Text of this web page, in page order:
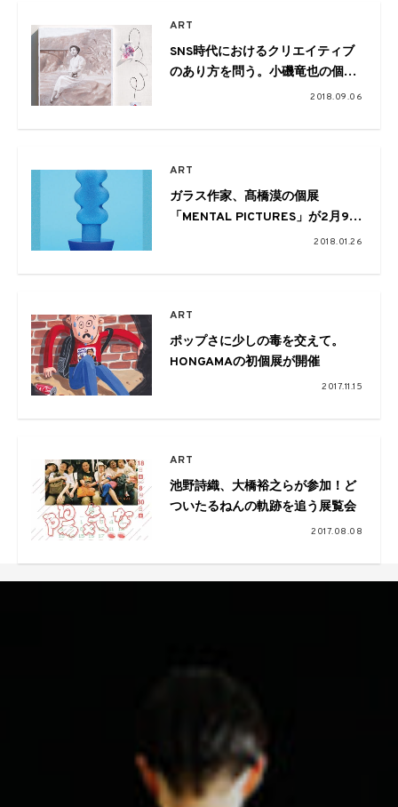
ART
SNS時代におけるクリエイティブ
のあり方を問う。小磯竜也の個展
2018.09.06
ART
ガラス作家、髙橋漠の個展
「MENTAL PICTURES」が2月9日
よりトーキョー カルチャート by
2018.01.26
ART
ポップさに少しの毒を交えて。
HONGAMAの初個展が開催
2017.11.15
ART
池野詩織、大橋裕之らが参加！ど
ついたるねんの軌跡を追う展覧会
2017.08.08